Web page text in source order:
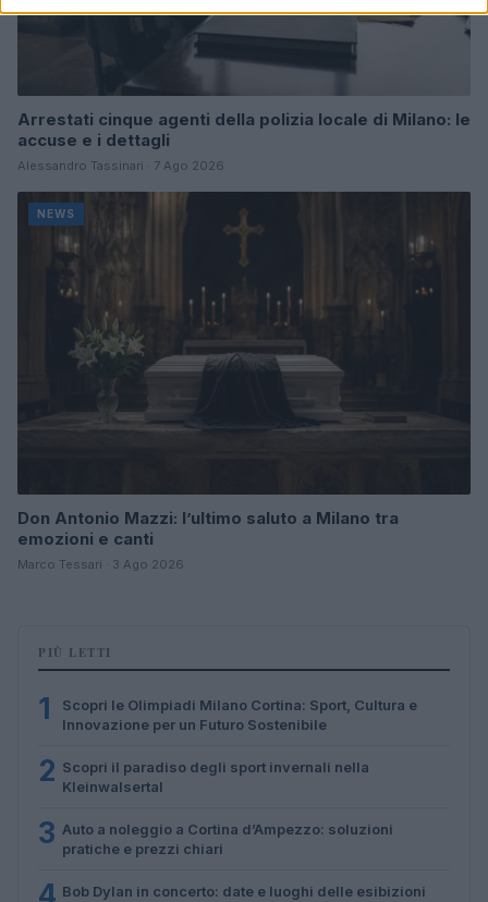
Arrestati cinque agenti della polizia locale di Milano: le
accuse e i dettagli
Alessandro Tassinari · 7 Ago 2026
NEWS
Don Antonio Mazzi: l’ultimo saluto a Milano tra
emozioni e canti
Marco Tessari · 3 Ago 2026
PIÙ LETTI
1
Scopri le Olimpiadi Milano Cortina: Sport, Cultura e
Innovazione per un Futuro Sostenibile
2 Scopri il paradiso degli sport invernali nella
Kleinwalsertal
3 Auto a noleggio a Cortina d’Ampezzo: soluzioni
pratiche e prezzi chiari
4 Bob Dylan in concerto: date e luoghi delle esibizioni